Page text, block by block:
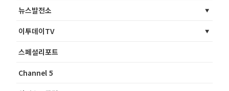
뉴스발전소
이투데이TV
스페셜리포트
Channel 5